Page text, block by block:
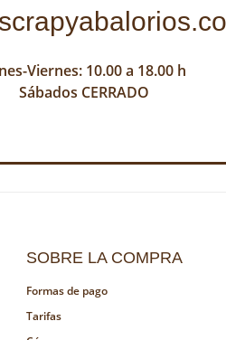
Viernes: 10.00 a 18.00 h
Sábados CERRADO
SOBRE LA COMPRA
Formas de pago
Tarifas